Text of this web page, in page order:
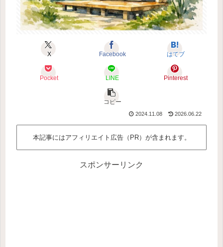
X Facebook はてブ
Pocket LINE Pinterest
コピー
2024.11.08 2026.06.22
本記事にはアフィリエイト広告（PR）が含まれます。
スポンサーリンク